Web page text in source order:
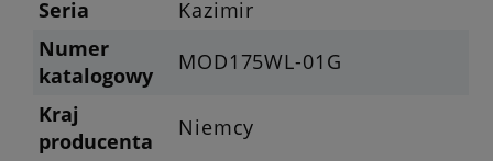
Seria
Kazimir
Numer
katalogowy
MOD175WL-01G
Kraj
producenta
Niemcy